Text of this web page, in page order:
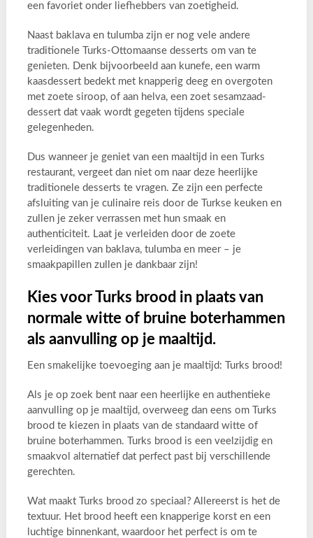
een favoriet onder liefhebbers van zoetigheid.
Naast baklava en tulumba zijn er nog vele andere
traditionele Turks-Ottomaanse desserts om van te
genieten. Denk bijvoorbeeld aan kunefe, een warm
kaasdessert bedekt met knapperig deeg en overgoten
met zoete siroop, of aan helva, een zoet sesamzaad-
dessert dat vaak wordt gegeten tijdens speciale
gelegenheden.
Dus wanneer je geniet van een maaltijd in een Turks
restaurant, vergeet dan niet om naar deze heerlijke
traditionele desserts te vragen. Ze zijn een perfecte
afsluiting van je culinaire reis door de Turkse keuken en
zullen je zeker verrassen met hun smaak en
authenticiteit. Laat je verleiden door de zoete
verleidingen van baklava, tulumba en meer – je
smaakpapillen zullen je dankbaar zijn!
Kies voor Turks brood in plaats van
normale witte of bruine boterhammen
als aanvulling op je maaltijd.
Een smakelijke toevoeging aan je maaltijd: Turks brood!
Als je op zoek bent naar een heerlijke en authentieke
aanvulling op je maaltijd, overweeg dan eens om Turks
brood te kiezen in plaats van de standaard witte of
bruine boterhammen. Turks brood is een veelzijdig en
smaakvol alternatief dat perfect past bij verschillende
gerechten.
Wat maakt Turks brood zo speciaal? Allereerst is het de
textuur. Het brood heeft een knapperige korst en een
luchtige binnenkant, waardoor het perfect is om te